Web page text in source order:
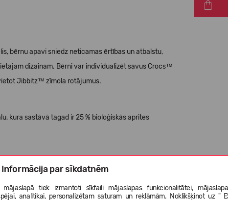
Informācija par sīkdatnēm
mājaslapā tiek izmantoti sīkfaili mājaslapas funkcionalitātei,
analītikai, personalizētam saturam un reklāmām. Noklikšķinot uz "
bērnu apavi sniedz neticamas ērtības un atbalstu,
dizainam. Bērni var individualizēt savus Crocs™
Jibbitz™ zīmola rotājumus.
kura sastāvā tagad ir 25 % bioloģiskās aprites